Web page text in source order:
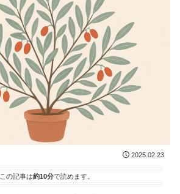
2025.02.23
この記事は約10分で読めます。